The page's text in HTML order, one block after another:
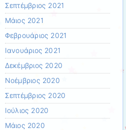
Σεπτέμβριος 2021
Μάιος 2021
Φεβρουάριος 2021
Ιανουάριος 2021
Δεκέμβριος 2020
Νοέμβριος 2020
Σεπτέμβριος 2020
Ιούλιος 2020
Μάιος 2020